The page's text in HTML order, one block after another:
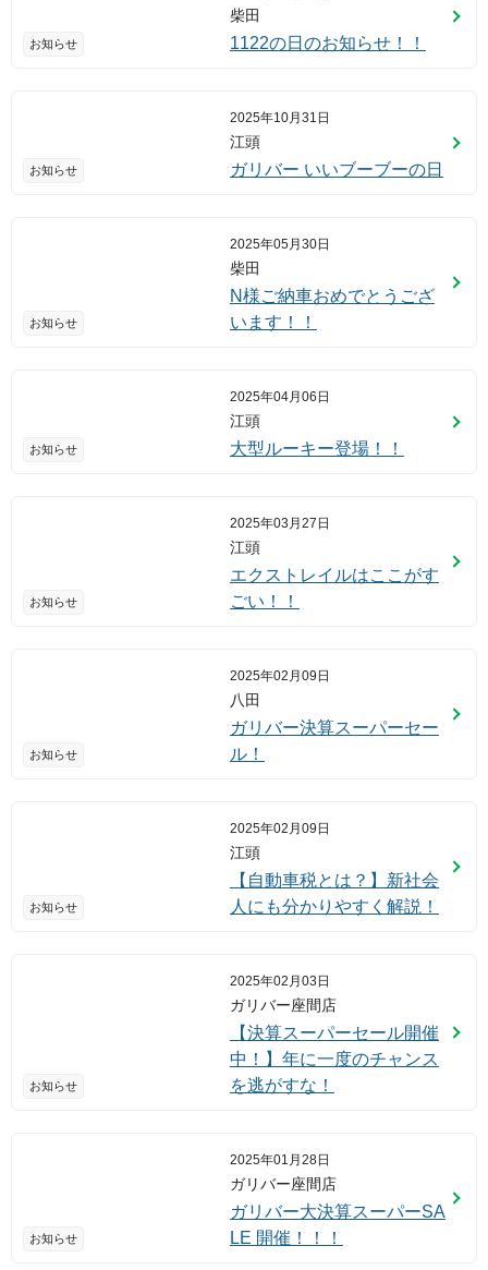
お知らせ
柴田
1122の日のお知らせ！！
お知らせ
2025年10月31日
江頭
ガリバー いいブーブーの日
お知らせ
2025年05月30日
柴田
N様ご納車おめでとうござ
います！！
お知らせ
2025年04月06日
江頭
大型ルーキー登場！！
お知らせ
2025年03月27日
江頭
エクストレイルはここがす
ごい！！
お知らせ
2025年02月09日
八田
ガリバー決算スーパーセー
ル！
お知らせ
2025年02月09日
江頭
【自動車税とは？】新社会
人にも分かりやすく解説！
お知らせ
2025年02月03日
ガリバー座間店
【決算スーパーセール開催
中！】年に一度のチャンス
を逃がすな！
お知らせ
2025年01月28日
ガリバー座間店
ガリバー大決算スーパーSA
LE 開催！！！